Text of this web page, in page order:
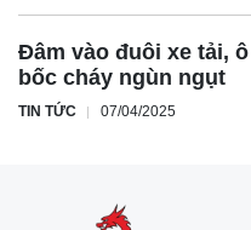
Đâm vào đuôi xe tải,
bốc cháy ngùn ngụt
TIN TỨC 07/04/2025